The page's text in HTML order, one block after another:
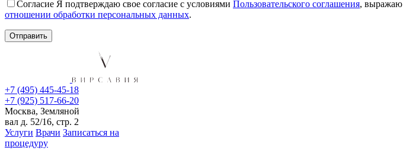
Согласие Я подтверждаю свое согласие с условиями Пользовательского соглашения, выражаю
отношении обработки персональных данных.
+7 (495) 445-45-18
+7 (925) 517-66-20
Москва, Земляной
вал д. 52/16, стр. 2
Услуги Врачи Записаться на
процедуру